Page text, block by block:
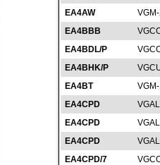
EA4AW
EA4BBB
EA4BDL/P
EA4BHK/P
EA4BT
EA4CPD
EA4CPD
EA4CPD
EA4CPD/7